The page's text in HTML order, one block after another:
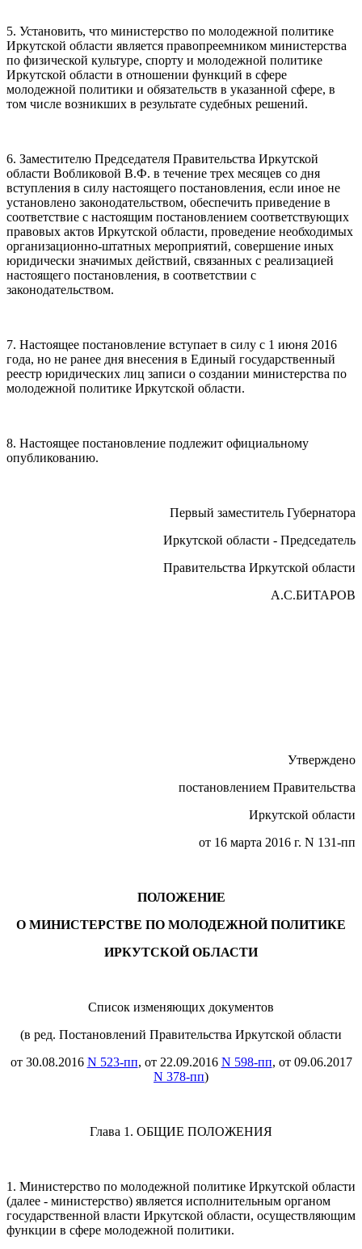
5. Установить, что министерство по молодежной политике
Иркутской области является правопреемником министерства
по физической культуре, спорту и молодежной политике
Иркутской области в отношении функций в сфере
молодежной политики и обязательств в указанной сфере, в
том числе возникших в результате судебных решений.
6. Заместителю Председателя Правительства Иркутской
области Вобликовой В.Ф. в течение трех месяцев со дня
вступления в силу настоящего постановления, если иное не
установлено законодательством, обеспечить приведение в
соответствие с настоящим постановлением соответствующих
правовых актов Иркутской области, проведение необходимых
организационно-штатных мероприятий, совершение иных
юридически значимых действий, связанных с реализацией
настоящего постановления, в соответствии с
законодательством.
7. Настоящее постановление вступает в силу с 1 июня 2016
года, но не ранее дня внесения в Единый государственный
реестр юридических лиц записи о создании министерства по
молодежной политике Иркутской области.
8. Настоящее постановление подлежит официальному
опубликованию.
Первый заместитель Губернатора
Иркутской области - Председатель
Правительства Иркутской области
А.С.БИТАРОВ
Утверждено
постановлением Правительства
Иркутской области
от 16 марта 2016 г. N 131-пп
ПОЛОЖЕНИЕ
О МИНИСТЕРСТВЕ ПО МОЛОДЕЖНОЙ ПОЛИТИКЕ
ИРКУТСКОЙ ОБЛАСТИ
Список изменяющих документов
(в ред. Постановлений Правительства Иркутской области
от 30.08.2016 N 523-пп, от 22.09.2016 N 598-пп, от 09.06.2017
N 378-пп)
Глава 1. ОБЩИЕ ПОЛОЖЕНИЯ
1. Министерство по молодежной политике Иркутской области
(далее - министерство) является исполнительным органом
государственной власти Иркутской области, осуществляющим
функции в сфере молодежной политики.